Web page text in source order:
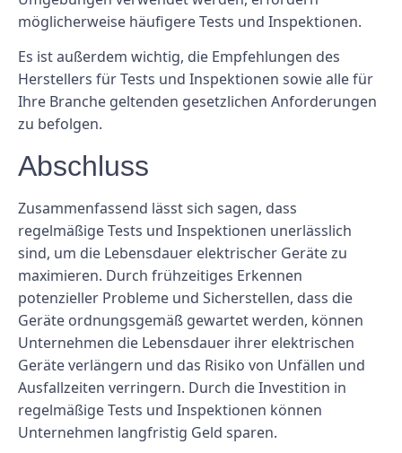
möglicherweise häufigere Tests und Inspektionen.
Es ist außerdem wichtig, die Empfehlungen des
Herstellers für Tests und Inspektionen sowie alle für
Ihre Branche geltenden gesetzlichen Anforderungen
zu befolgen.
Abschluss
Zusammenfassend lässt sich sagen, dass
regelmäßige Tests und Inspektionen unerlässlich
sind, um die Lebensdauer elektrischer Geräte zu
maximieren. Durch frühzeitiges Erkennen
potenzieller Probleme und Sicherstellen, dass die
Geräte ordnungsgemäß gewartet werden, können
Unternehmen die Lebensdauer ihrer elektrischen
Geräte verlängern und das Risiko von Unfällen und
Ausfallzeiten verringern. Durch die Investition in
regelmäßige Tests und Inspektionen können
Unternehmen langfristig Geld sparen.